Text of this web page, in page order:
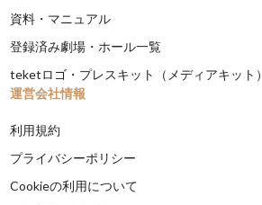
資料・マニュアル
登録済み劇場・ホール一覧
teketロゴ・プレスキット（メディアキット）
運営会社情報
利用規約
プライバシーポリシー
Cookieの利用について